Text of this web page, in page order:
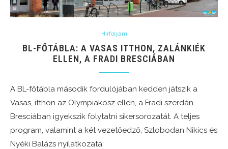
Hírfolyam
BL-FŐTÁBLA: A VASAS ITTHON, ZALÁNKIÉK
ELLEN, A FRADI BRESCIÁBAN
A BL-főtábla második fordulójában kedden játszik a
Vasas, itthon az Olympiakosz ellen, a Fradi szerdán
Bresciában igyekszik folytatni sikersorozatát. A teljes
program, valamint a két vezetőedző, Szlobodan Nikics és
Nyéki Balázs nyilatkozata: